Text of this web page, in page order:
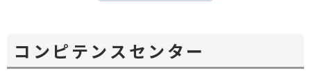
ウ
ド
ウ
コンピテンスセンター